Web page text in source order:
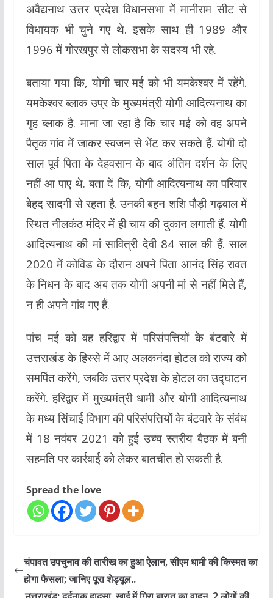
अवैद्यनाथ उत्तर प्रदेश विधानसभा में मानीराम सीट से
विधायक भी चुने गए थे. इसके साथ ही 1989 और
1996 में गोरखपुर से लोकसभा के सदस्य भी रहे.
बताया गया कि, योगी चार मई को भी यमकेश्वर में रहेंगे.
यमकेश्वर ब्लाक उप्र के मुख्यमंत्री योगी आदित्यनाथ का
गृह ब्लाक है. माना जा रहा है कि चार मई को वह अपने
पैतृक गांव में जाकर स्वजन से भेंट कर सकते हैं. योगी दो
साल पूर्व पिता के देहवसान के बाद अंतिम दर्शन के लिए
नहीं आ पाए थे. बता दें कि, योगी आदित्यनाथ का परिवार
बेहद सादगी से रहता है. उनकी बहन शशि पौड़ी गढ़वाल में
स्थित नीलकंठ मंदिर में ही चाय की दुकान लगाती हैं. योगी
आदित्यनाथ की मां सावित्री देवी 84 साल की हैं. साल
2020 में कोविड के दौरान अपने पिता आनंद सिंह रावत
के निधन के बाद अब तक योगी अपनी मां से नहीं मिले हैं,
न ही अपने गांव गए हैं.
पांच मई को वह हरिद्वार में परिसंपत्तियों के बंटवारे में
उत्तराखंड के हिस्से में आए अलकनंदा होटल को राज्य को
समर्पित करेंगे, जबकि उत्तर प्रदेश के होटल का उद्घाटन
करेंगे. हरिद्वार में मुख्यमंत्री धामी और योगी आदित्यनाथ
के मध्य सिंचाई विभाग की परिसंपत्तियों के बंटवारे के संबंध
में 18 नवंबर 2021 को हुई उच्च स्तरीय बैठक में बनी
सहमति पर कार्रवाई को लेकर बातचीत हो सकती है.
Spread the love
चंपावत उपचुनाव की तारीख का हुआ ऐलान, सीएम धामी की किस्मत का
होगा फैसला; जानिए पूरा शेड्यूल..